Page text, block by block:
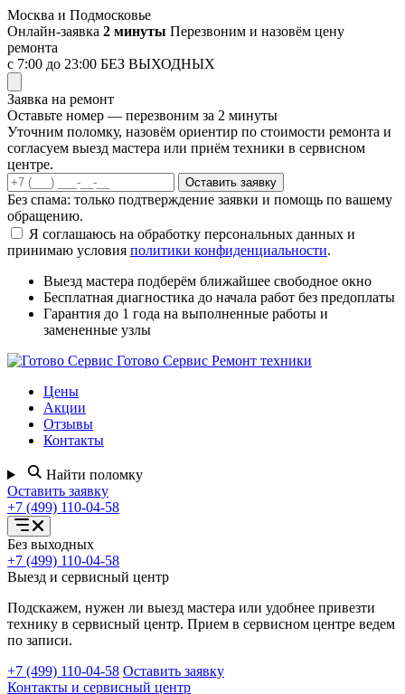
Перейти
к
содержимому
Москва и Подмосковье
Онлайн-заявка 2 минуты Перезвоним и назовём цену
ремонта
с 7:00 до 23:00 БЕЗ ВЫХОДНЫХ
Заявка на ремонт
Оставьте номер — перезвоним за 2 минуты
Уточним поломку, назовём ориентир по стоимости ремонта и
согласуем выезд мастера или приём техники в сервисном
центре.
Оставить заявку
Без спама: только подтверждение заявки и помощь по вашему
обращению.
Я соглашаюсь на обработку персональных данных и
принимаю условия политики конфиденциальности.
Выезд мастера подберём ближайшее свободное окно
Бесплатная диагностика до начала работ без предоплаты
Гарантия до 1 года на выполненные работы и
замененные узлы
Готово Сервис Ремонт техники
Цены
Акции
Отзывы
Контакты
Найти поломку
Оставить заявку
+7 (499) 110-04-58
Открыть
меню
услуг
Без выходных
+7 (499) 110-04-58
Выезд и сервисный центр
Подскажем, нужен ли выезд мастера или удобнее привезти
технику в сервисный центр. Прием в сервисном центре ведем
по записи.
+7 (499) 110-04-58 Оставить заявку
Контакты и сервисный центр